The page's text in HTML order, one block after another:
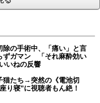
除の手術中、「痛い」と言
ずガマン 「それ麻酔効い
いねの反響
猫たち→突然の《電池切
り寝”に視聴者もん絶！